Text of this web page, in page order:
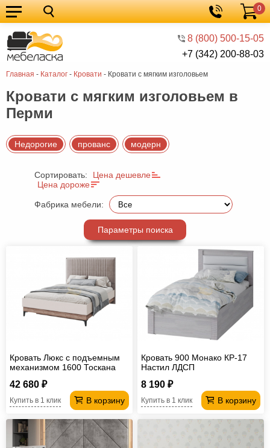
8 (800) 500-15-05
+7 (342) 200-88-03
Корзина
0
Главная - Каталог - Кровати - Кровати с мягким изголовьем
Кухонные
гарнитуры
Мебель
для
кухни
Мебель
для
спальни
Кровати
Шкафы
Диваны
Мягкая
Мебель
мебель
Столы
Мебель
ванной
трансформер
Матрасы
Кресла-
мешки
Мебель
ротанга
Садовая
мебель
Косметологическое
Кровати с мягким изголовьем в
Перми
Недорогие прованс модерн
Сортировать:
Цена дешевле
Цена дороже
Фабрика мебели:
Параметры поиска
Кровать Люкс с подъемным
механизмом 1600 Тоскана
42 680 ₽
В корзину
Купить в 1 клик
Кровать 900 Монако КР-17
Настил ЛДСП
8 190 ₽
В корзину
Купить в 1 клик